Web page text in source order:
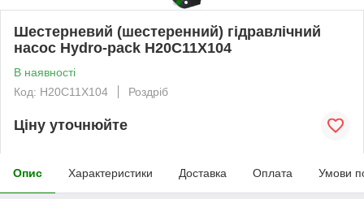
Шестерневий (шестеренний) гідравлічний
насос Hydro-pack H20C11X104
В наявності
Код: H20C11X104
Роздріб
Ціну уточнюйте
Опис Характеристики Доставка Оплата Умови